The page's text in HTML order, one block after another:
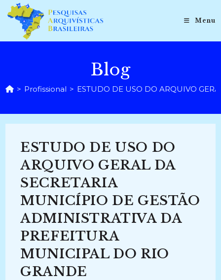
para
conteúdo
Menu
Blog
> Profissional > ESTUDO DE USO DO ARQUIVO
ESTUDO DE USO DO
ARQUIVO GERAL DA
SECRETARIA
MUNICÍPIO DE GESTÃO
ADMINISTRATIVA DA
PREFEITURA
MUNICIPAL DO RIO
GRANDE